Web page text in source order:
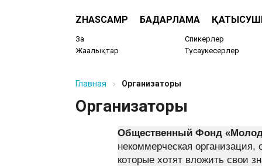
ZHASCAMP БАҒДАРЛАМА
Заң
Жаңалықтар
Спикерлер
Тұсаукесерлер
Главная Организаторы
Организаторы
Общественный Фонд
некоммерческая
которые хотят вложить свои